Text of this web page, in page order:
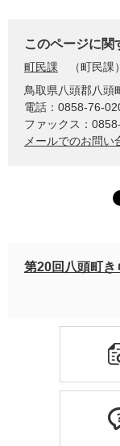
このページに関
町民課
町民課
鳥取県八頭郡八頭
電話：0858-76-
ファックス：
メールでのお問い
第20回八頭町き